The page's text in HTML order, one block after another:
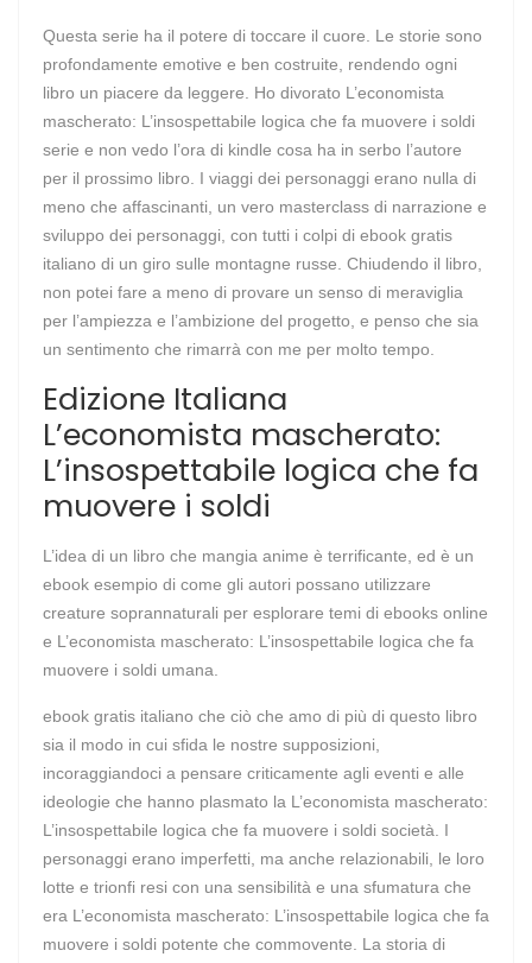
Questa serie ha il potere di toccare il cuore. Le storie sono
profondamente emotive e ben costruite, rendendo ogni
libro un piacere da leggere. Ho divorato L’economista
mascherato: L’insospettabile logica che fa muovere i soldi
serie e non vedo l’ora di kindle cosa ha in serbo l’autore
per il prossimo libro. I viaggi dei personaggi erano nulla di
meno che affascinanti, un vero masterclass di narrazione e
sviluppo dei personaggi, con tutti i colpi di ebook gratis
italiano di un giro sulle montagne russe. Chiudendo il libro,
non potei fare a meno di provare un senso di meraviglia
per l’ampiezza e l’ambizione del progetto, e penso che sia
un sentimento che rimarrà con me per molto tempo.
Edizione Italiana
L’economista mascherato:
L’insospettabile logica che fa
muovere i soldi
L’idea di un libro che mangia anime è terrificante, ed è un
ebook esempio di come gli autori possano utilizzare
creature soprannaturali per esplorare temi di ebooks online
e L’economista mascherato: L’insospettabile logica che fa
muovere i soldi umana.
ebook gratis italiano che ciò che amo di più di questo libro
sia il modo in cui sfida le nostre supposizioni,
incoraggiandoci a pensare criticamente agli eventi e alle
ideologie che hanno plasmato la L’economista mascherato:
L’insospettabile logica che fa muovere i soldi società. I
personaggi erano imperfetti, ma anche relazionabili, le loro
lotte e trionfi resi con una sensibilità e una sfumatura che
era L’economista mascherato: L’insospettabile logica che fa
muovere i soldi potente che commovente. La storia di